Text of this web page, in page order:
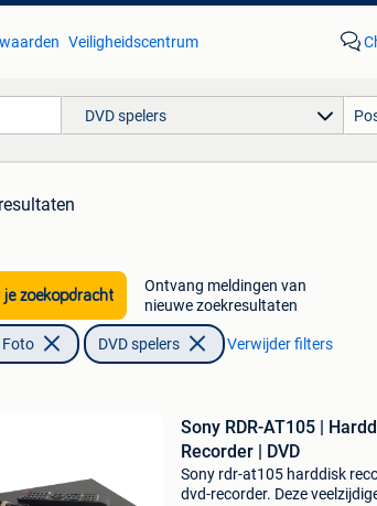
Veiligheidscentrum
DVD spelers
je zoekopdracht
Ontvang meldingen van
nieuwe zoekresultaten
Foto DVD spelers Verwijder filters
Sony RDR-AT105 |
Recorder | DVD
Sony rdr-at105 harddisk
dvd-recorder. Deze